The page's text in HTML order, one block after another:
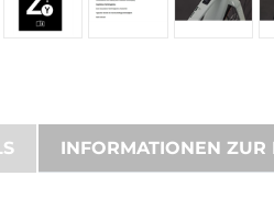
INFORMATIONEN ZUR